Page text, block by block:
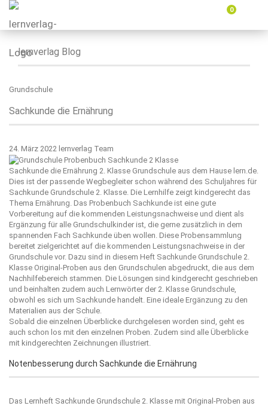
0
lernverlag Blog
Grundschule
Sachkunde die Ernährung
24. März 2022 lernverlag Team
Sachkunde die Ernährung 2. Klasse Grundschule aus dem Hause lern.de
Dies ist der passende Wegbegleiter schon während des Schuljahres für
Sachkunde Grundschule 2. Klasse. Die Lernhilfe zeigt kindgerecht das
Thema Ernährung. Das Probenbuch Sachkunde ist eine gute
Vorbereitung auf die kommenden Leistungsnachweise und dient als
Ergänzung für alle Grundschulkinder ist, die gerne zusätzlich in dem
spannenden Fach Sachkunde üben wollen. Diese Probensammlung
bereitet zielgerichtet auf die kommenden Leistungsnachweise in der
Grundschule vor. Dazu sind in diesem Heft Sachkunde Grundschule 2.
Klasse Original-Proben aus den Grundschulen abgedruckt, die aus dem
Nachhilfebereich stammen. Die Lösungen sind kindgerecht geschrieben
und beinhalten zudem auch Lernwörter der 2. Klasse Grundschule,
obwohl es sich um Sachkunde handelt. Eine ideale Ergänzung zu den
Materialien aus der Schule.
Sobald die einzelnen Überblicke durchgelesen worden sind, geht es
auch schon los mit den einzelnen Proben. Zudem sind alle Überblicke
mit kindgerechten Zeichnungen illustriert.
Notenbesserung durch Sachkunde die Ernährung
Das Lernheft Sachkunde Grundschule 2. Klasse mit Original-Proben aus